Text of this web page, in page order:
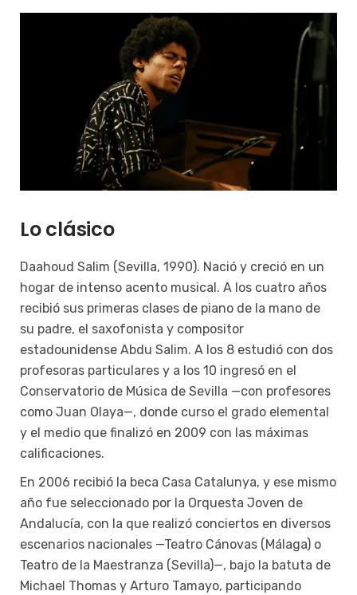
Lo clásico
Daahoud Salim (Sevilla, 1990). Nació y creció en un
hogar de intenso acento musical. A los cuatro años
recibió sus primeras clases de piano de la mano de
su padre, el saxofonista y compositor
estadounidense Abdu Salim. A los 8 estudió con dos
profesoras particulares y a los 10 ingresó en el
Conservatorio de Música de Sevilla —con profesores
como Juan Olaya—, donde curso el grado elemental
y el medio que finalizó en 2009 con las máximas
calificaciones.
En 2006 recibió la beca Casa Catalunya, y ese mismo
año fue seleccionado por la Orquesta Joven de
Andalucía, con la que realizó conciertos en diversos
escenarios nacionales —Teatro Cánovas (Málaga) o
Teatro de la Maestranza (Sevilla)—, bajo la batuta de
Michael Thomas y Arturo Tamayo, participando